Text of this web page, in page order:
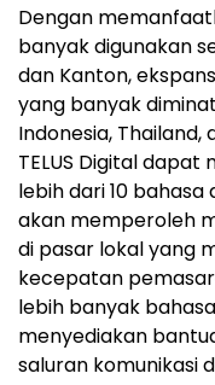
Dengan
banyak digunakan
dan Kanton,
yang banyak
Indonesia, Thailand,
TELUS Digital
lebih dari 10
akan memperoleh
di pasar lokal yang
kecepatan
lebih banyak
menyediakan
saluran komunikasi